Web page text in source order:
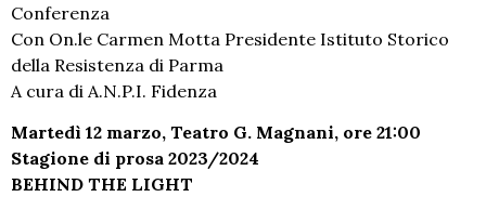
Conferenza
Con On.le Carmen Motta Presidente Istituto Storico
della Resistenza di Parma
A cura di A.N.P.I. Fidenza
Martedì 12 marzo, Teatro G. Magnani, ore 21:00
Stagione di prosa 2023/2024
BEHIND THE LIGHT